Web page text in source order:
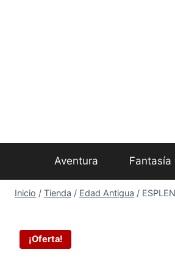
Aventura Fantasía
Inicio / Tienda / Edad Antigua /
¡Oferta!